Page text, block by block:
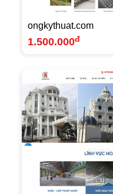
ongkythuat.com
1.500.000đ